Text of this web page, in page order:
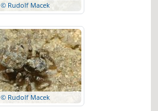
© Rudolf Macek
© Rudolf Macek